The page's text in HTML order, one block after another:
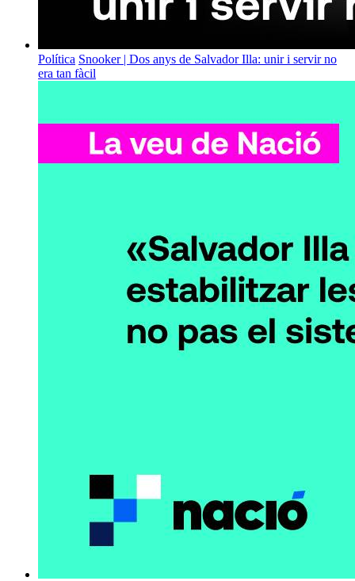
Política Snooker | Dos anys de Salvador Illa: unir i servir no
era tan fàcil